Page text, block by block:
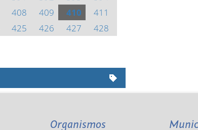
408 409 410
411
425 426 427
428
Organismos